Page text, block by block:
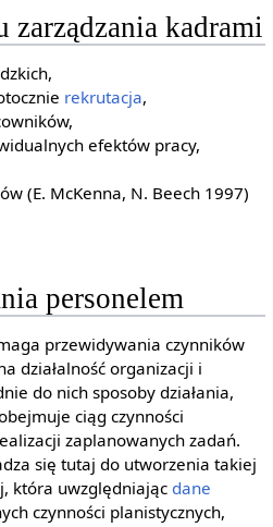
zarządzania kadrami
rekrutacja,
efektów pracy,
(E. McKenna, N. Beech 1997)
personelem
przewidywania czynników
działalność organizacji i
do nich sposoby działania,
ciąg czynności
zaplanowanych zadań.
się tutaj do utworzenia takiej
która uwzględniając dane
czynności planistycznych,